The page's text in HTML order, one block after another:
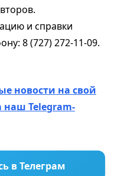
и справки
8 (727) 272-11-09.
новости на свой
Telegram-
в Телеграм